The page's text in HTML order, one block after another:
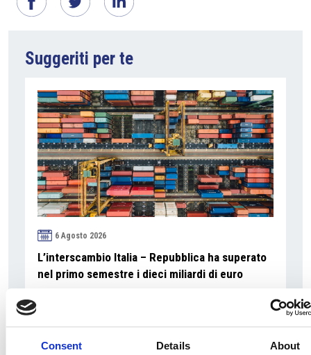
Consent Details About
Suggeriti per te
6 Agosto 2026
L’interscambio Italia – Repubblica ha superato
nel primo semestre i dieci miliardi di euro
Overview Economica
Repubblica Ceca